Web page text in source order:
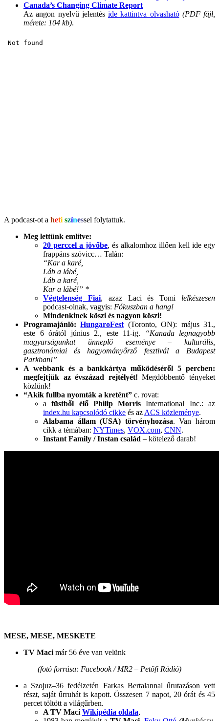
Canada’s Changing Climate Report
Az angon nyelvű jelentés ide kattintva olvasható (PDF fájl,
mérete: 104 kb).
A podcast-ot a heti színessel folytattuk.
Meg lettünk említve:
20 perccel a jövőbe, és alkalomhoz illően kell ide egy
frappáns szóvicc… Talán:
“Kar a karé,
Láb a lábé,
Láb a karé,
Kar a lábé!” *
Végtelenség Fiai, azaz Laci és Tomi lelkészesen
podcast-olnak, vagyis: Fókuszban a hang!
Mindenkinek köszi és nagyon köszi!
Programajánló: HungaroFest (Toronto, ON): május 31.,
este 6 órától június 2., este 11-ig.
“Kanada legnagyobb
magyarságunkat ünneplő eseménye – kulturális,
gasztronómiai és hagyományőrző fesztivál a Budapest
Parkban!”
A webbank és a bankkártya működéséről 5 percben:
megfejtjük az évszázad rejtélyét! Megdöbbentő tényeket
közlünk!
“Akik fullba nyomták a kretént” c. rovat:
afüstből élő Philip Morris International Inc.: az
index.hu kapcsolódó cikke és az ACS közleménye.
Alabama állam (USA) törvényhozása. Van három
cikk a témában: NYTimes, VOX.com, CNN.
Instant Family / Instan család – kötelező darab!
MESE, MESE, MESKETE
TV Maci már 56 éve van velünk
(fotó forrása: Facebook / MR2 – Petőfi Rádió)
a Szojuz–36 fedélzetén Farkas Bertalannal űrutazáson vett
részt, saját űrruhát is kapott. Összesen 7 napot, 20 órát és 45
percet töltött a világűrben.
A TV Maci Wikipédia oldala,